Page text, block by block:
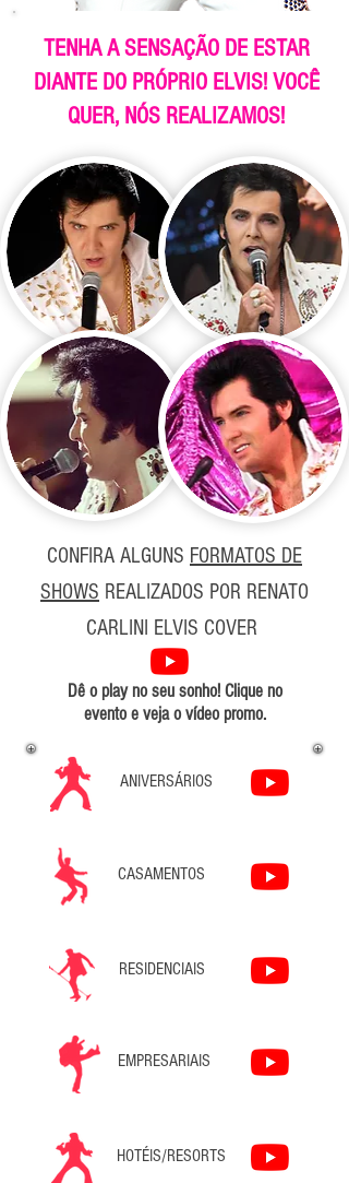
TENHA A SENSAÇÃO DE ESTAR
DIANTE DO PRÓPRIO ELVIS! VOCÊ
QUER, NÓS REALIZAMOS!
CONFIRA ALGUNS FORMATOS DE
SHOWS REALIZADOS POR RENATO
CARLINI ELVIS COVER
Dê o play no seu sonho! Clique no
evento e veja o vídeo promo.
ANIVERSÁRIOS
CASAMENTOS
RESIDENCIAIS
EMPRESARIAIS
HOTÉIS/RESORTS